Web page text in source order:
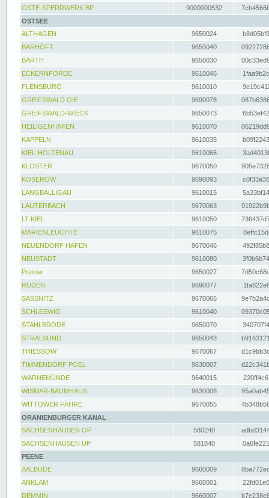
OSTE-SPERRWERK BP
9000000532
OSTSEE
ALTHAGEN
9650024
BARHÖFT
9650040
BARTH
9650030
ECKERNFÖRDE
9610045
FLENSBURG
9610010
GREIFSWALD OIE
9690078
GREIFSWALD-WIECK
9650073
HEILIGENHAFEN
9610070
KAPPELN
9610035
KIEL-HOLTENAU
9610066
KLOSTER
9670050
KOSEROW
9690093
LANGBALLIGAU
9610015
LAUTERBACH
9670063
LT KIEL
9610050
MARIENLEUCHTE
9610075
NEUENDORF HAFEN
9670046
NEUSTADT
9610080
Prerow
9650027
RUDEN
9690077
SASSNITZ
9670065
SCHLESWIG
9610040
STAHLBRODE
9650070
STRALSUND
9650043
THIESSOW
9670067
TIMMENDORF POEL
9630007
WARNEMÜNDE
9640015
WISMAR-BAUMHAUS
9630008
WITTOWER FÄHRE
9670055
ORANIENBURGER KANAL
SACHSENHAUSEN OP
580240
SACHSENHAUSEN UP
581840
PEENE
AALBUDE
9660009
ANKLAM
9660001
DEMMIN
9660007